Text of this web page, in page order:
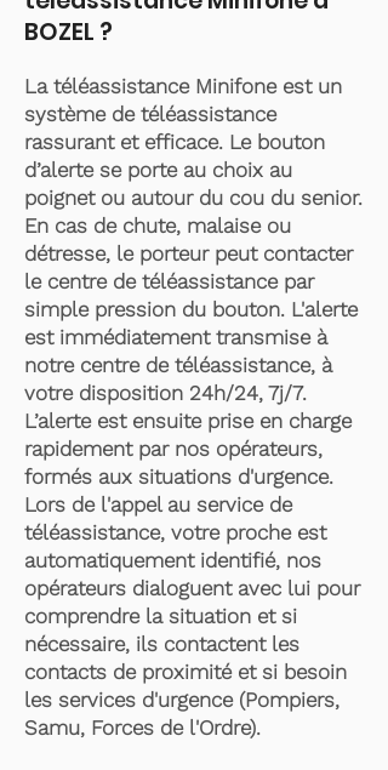
BOZEL ?
La téléassistance Minifone est un
système de téléassistance
rassurant et efficace. Le bouton
d’alerte se porte au choix au
poignet ou autour du cou du senior.
En cas de chute, malaise ou
détresse, le porteur peut contacter
le centre de téléassistance par
simple pression du bouton. L'alerte
est immédiatement transmise à
notre centre de téléassistance, à
votre disposition 24h/24, 7j/7.
L’alerte est ensuite prise en charge
rapidement par nos opérateurs,
formés aux situations d'urgence.
Lors de l'appel au service de
téléassistance, votre proche est
automatiquement identifié, nos
opérateurs dialoguent avec lui pour
comprendre la situation et si
nécessaire, ils contactent les
contacts de proximité et si besoin
les services d'urgence (Pompiers,
Samu, Forces de l'Ordre).